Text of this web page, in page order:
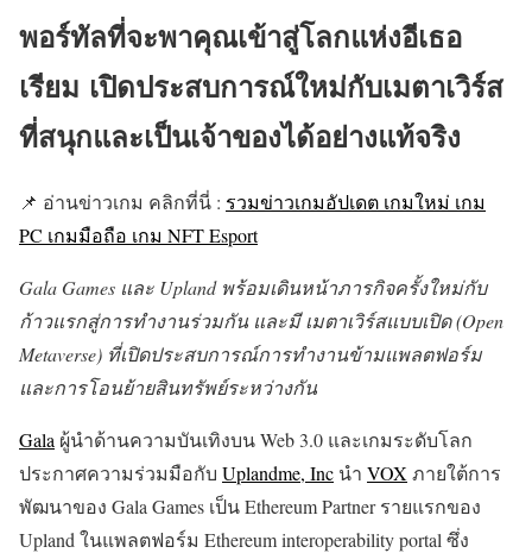
พอร์ทัลที่จะพาคุณเข้าสู่โลกแห่งอีเธอ
เรียม เปิดประสบการณ์ใหม่กับเมตาเวิร์ส
ที่สนุกและเป็นเจ้าของได้อย่างแท้จริง
📌 อ่านข่าวเกม คลิกที่นี่ : รวมข่าวเกมอัปเดต เกมใหม่ เกม
PC เกมมือถือ เกม NFT Esport
Gala Games และ Upland พร้อมเดินหน้าภารกิจครั้งใหม่กับ
ก้าวแรกสู่การทำงานร่วมกัน และมี เมตาเวิร์สแบบเปิด (Open
Metaverse) ที่เปิดประสบการณ์การทำงานข้ามแพลตฟอร์ม
และการโอนย้ายสินทรัพย์ระหว่างกัน
Gala ผู้นำด้านความบันเทิงบน Web 3.0 และเกมระดับโลก
ประกาศความร่วมมือกับ Uplandme, Inc นำ VOX ภายใต้การ
พัฒนาของ Gala Games เป็น Ethereum Partner รายแรกของ
Upland ในแพลตฟอร์ม Ethereum interoperability portal ซึ่ง